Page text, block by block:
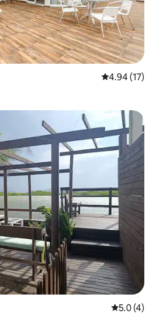
औसत रेटिंग 5 में
4.94 (17)
औसत रेटिंग 5
5.0 (4)